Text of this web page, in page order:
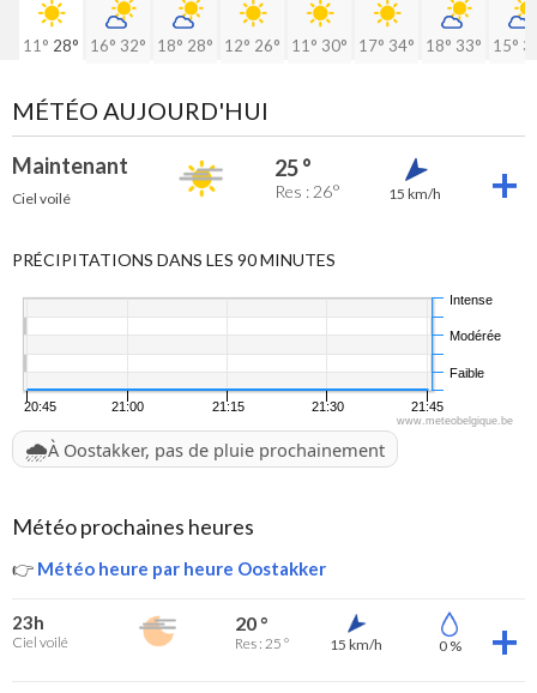
11° 28° 16° 32° 18° 28° 12° 26° 11° 30° 17° 34° 18° 33° 15°
MÉTÉO AUJOURD'HUI
Maintenant
Ciel voilé
25 °
Res : 26° 15 km/h
PRÉCIPITATIONS DANS LES 90 MINUTES
20:45 21:00 21:15 21:30 21:45
Faible
Modérée
Intense
www.meteobelgique.be
🌧️À Oostakker, pas de pluie prochainement
Météo prochaines heures
👉 Météo heure par heure Oostakker
23h
Ciel voilé
20 °
Res : 25 ° 15 km/h 0 %